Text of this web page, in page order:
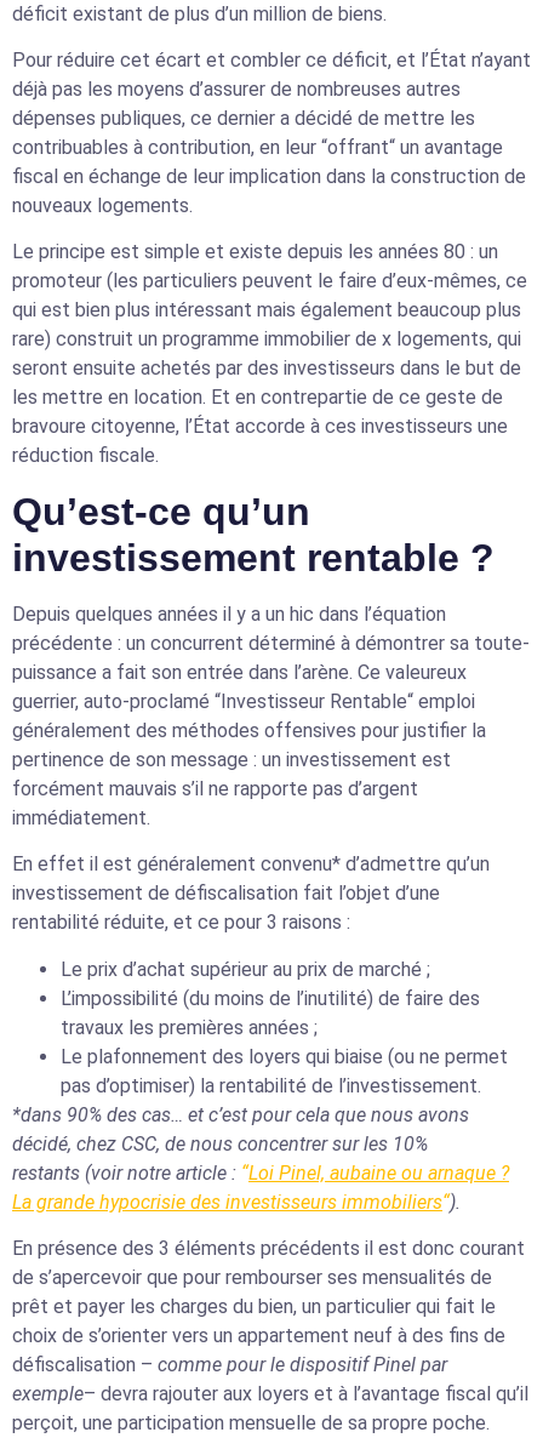
déficit existant de plus d’un million de biens.
Pour réduire cet écart et combler ce déficit, et l’État n’ayant
déjà pas les moyens d’assurer de nombreuses autres
dépenses publiques, ce dernier a décidé de mettre les
contribuables à contribution, en leur “offrant“ un avantage
fiscal en échange de leur implication dans la construction de
nouveaux logements.
Le principe est simple et existe depuis les années 80 : un
promoteur (les particuliers peuvent le faire d’eux-mêmes, ce
qui est bien plus intéressant mais également beaucoup plus
rare) construit un programme immobilier de x logements, qui
seront ensuite achetés par des investisseurs dans le but de
les mettre en location. Et en contrepartie de ce geste de
bravoure citoyenne, l’État accorde à ces investisseurs une
réduction fiscale.
Qu’est-ce qu’un
investissement rentable ?
Depuis quelques années il y a un hic dans l’équation
précédente : un concurrent déterminé à démontrer sa toute-
puissance a fait son entrée dans l’arène. Ce valeureux
guerrier, auto-proclamé “Investisseur Rentable“ emploi
généralement des méthodes offensives pour justifier la
pertinence de son message : un investissement est
forcément mauvais s’il ne rapporte pas d’argent
immédiatement.
En effet il est généralement convenu* d’admettre qu’un
investissement de défiscalisation fait l’objet d’une
rentabilité réduite, et ce pour 3 raisons :
Le prix d’achat supérieur au prix de marché ;
L’impossibilité (du moins de l’inutilité) de faire des
travaux les premières années ;
Le plafonnement des loyers qui biaise (ou ne permet
pas d’optimiser) la rentabilité de l’investissement.
*dans 90% des cas… et c’est pour cela que nous avons
décidé, chez CSC, de nous concentrer sur les 10%
restants (voir notre article : “Loi Pinel, aubaine ou arnaque ?
La grande hypocrisie des investisseurs immobiliers“).
En présence des 3 éléments précédents il est donc courant
de s’apercevoir que pour rembourser ses mensualités de
prêt et payer les charges du bien, un particulier qui fait le
choix de s’orienter vers un appartement neuf à des fins de
défiscalisation – comme pour le dispositif Pinel par
exemple– devra rajouter aux loyers et à l’avantage fiscal qu’il
perçoit, une participation mensuelle de sa propre poche.